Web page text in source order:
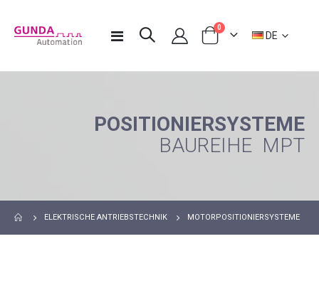
Navigation
Warenkorb
0 Artikel
Sprache
DE
POSITIONIERSYSTEME
BAUREIHE MPT
ELEKTRISCHE ANTRIEBSTECHNIK MOTORPOSITIONIERSYSTEME